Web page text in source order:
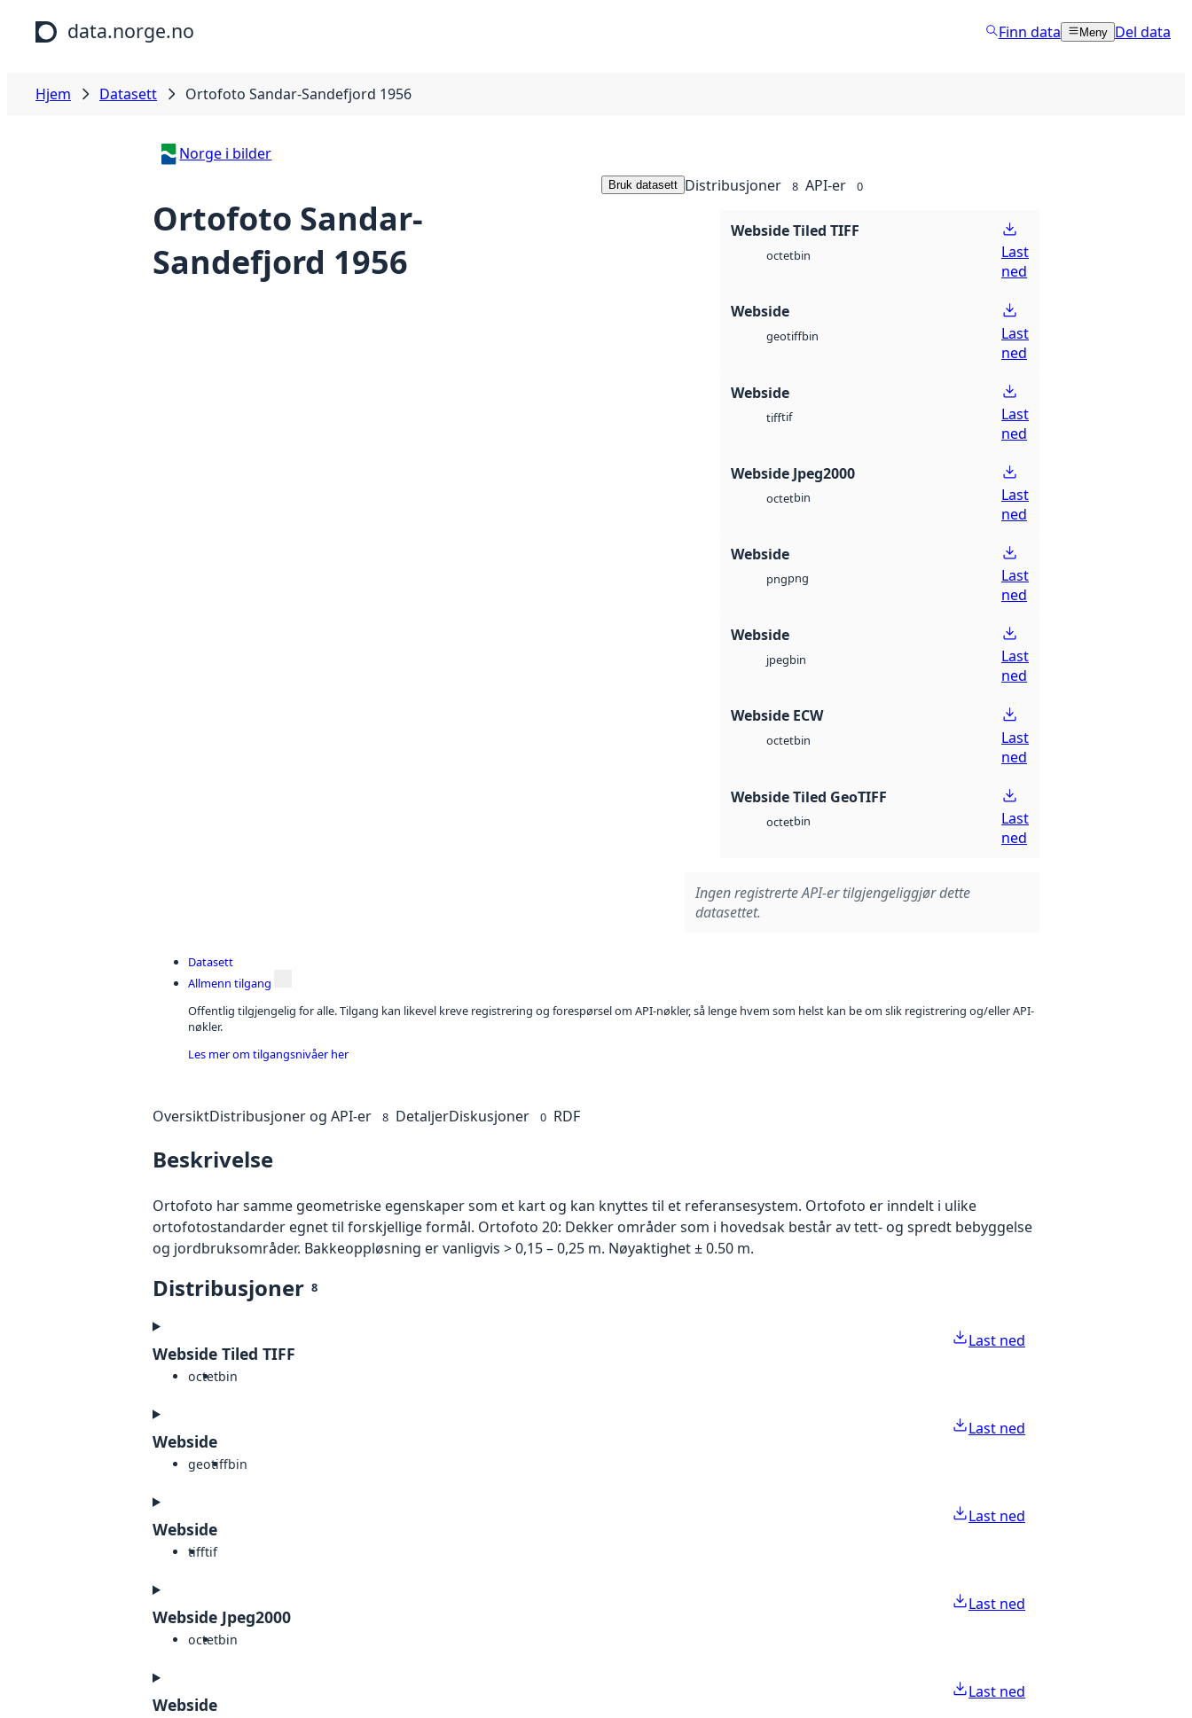
Hopp til hovedinnhold
data.norge.no Finn data Meny Del data
Hjem Datasett Ortofoto Sandar-Sandefjord 1956
Norge i bilder
Ortofoto Sandar-
Sandefjord 1956
Bruk datasett Distribusjoner 8 API-er 0
Webside Tiled TIFF
octetbin
Last
ned
Webside
geotiffbin
Last
ned
Webside
tifftif
Last
ned
Webside Jpeg2000
octetbin
Last
ned
Webside
pngpng
Last
ned
Webside
jpegbin
Last
ned
Webside ECW
octetbin
Last
ned
Webside Tiled GeoTIFF
octetbin
Last
ned
Ingen registrerte API-er tilgjengeliggjør dette
datasettet.
Datasett
Allmenn tilgang
Offentlig tilgjengelig for alle. Tilgang kan likevel kreve registrering og forespørsel om API-nøkler, så lenge hvem som helst kan be om slik registrering og/eller API-
nøkler.
Les mer om tilgangsnivåer her
OversiktDistribusjoner og API-er 8 DetaljerDiskusjoner 0 RDF
Beskrivelse
Ortofoto har samme geometriske egenskaper som et kart og kan knyttes til et referansesystem. Ortofoto er inndelt i ulike
ortofotostandarder egnet til forskjellige formål. Ortofoto 20: Dekker områder som i hovedsak består av tett- og spredt bebyggelse
og jordbruksområder. Bakkeoppløsning er vanligvis > 0,15 – 0,25 m. Nøyaktighet ± 0.50 m.
Distribusjoner 8
Webside Tiled TIFF
octetbin
Last ned
Webside
geotiffbin
Last ned
Webside
tifftif
Last ned
Webside Jpeg2000
octetbin
Last ned
Webside
Last ned